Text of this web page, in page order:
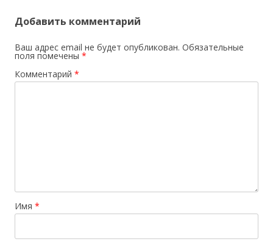
Добавить комментарий
Ваш адрес email не будет опубликован. Обязательные
поля помечены *
Комментарий *
Имя *